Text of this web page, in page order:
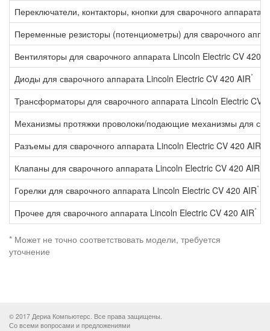
Переключатели, контакторы, кнопки для сварочного аппарата
Переменные резисторы (потенциометры) для сварочного
Вентиляторы для сварочного аппарата Lincoln Electric CV 420
Диоды для сварочного аппарата Lincoln Electric CV 420 AIR*
Трансформаторы для сварочного аппарата Lincoln Electric CV
Механизмы протяжки проволоки/подающие механизмы для
Разъемы для сварочного аппарата Lincoln Electric CV 420 AIR
Клапаны для сварочного аппарата Lincoln Electric CV 420 AIR*
Горелки для сварочного аппарата Lincoln Electric CV 420 AIR*
Прочее для сварочного аппарата Lincoln Electric CV 420 AIR*
* Может не точно соответствовать модели, требуется
уточнение
© 2017 Дериа Компьютерс. Все права защищены.
Со всеми вопросами и предложениями